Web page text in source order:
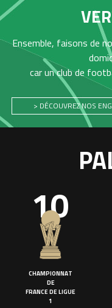
Ensemble, faisons de
car un club de
> DÉCOUVREZ NOS
10
CHAMPIONNAT
DE
FRANCE DE LIGUE
1